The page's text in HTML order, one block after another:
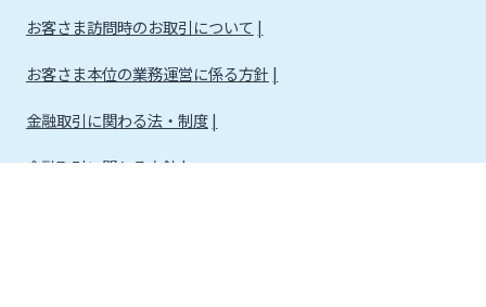
お客さま訪問時のお取引について
お客さま本位の業務運営に係る方針
金融取引に関わる法・制度
金融取引に関わる方針